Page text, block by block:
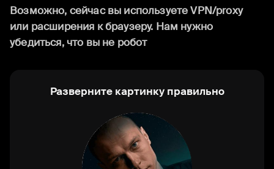
Возможно, сейчас вы используете VPN/proxy
или расширения к браузеру. Нам нужно
убедиться, что вы не робот
Разверните картинку правильно